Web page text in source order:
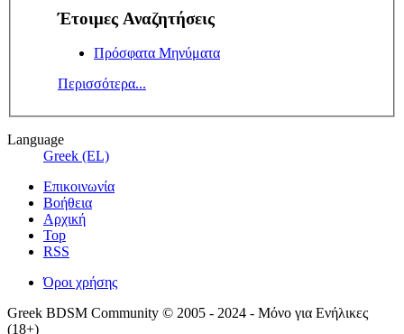
Έτοιμες Αναζητήσεις
Πρόσφατα Μηνύματα
Περισσότερα...
Language
Greek (EL)
Επικοινωνία
Βοήθεια
Αρχική
Top
RSS
Όροι χρήσης
Greek BDSM Community © 2005 - 2024 - Μόνο για Ενήλικες
(18+)